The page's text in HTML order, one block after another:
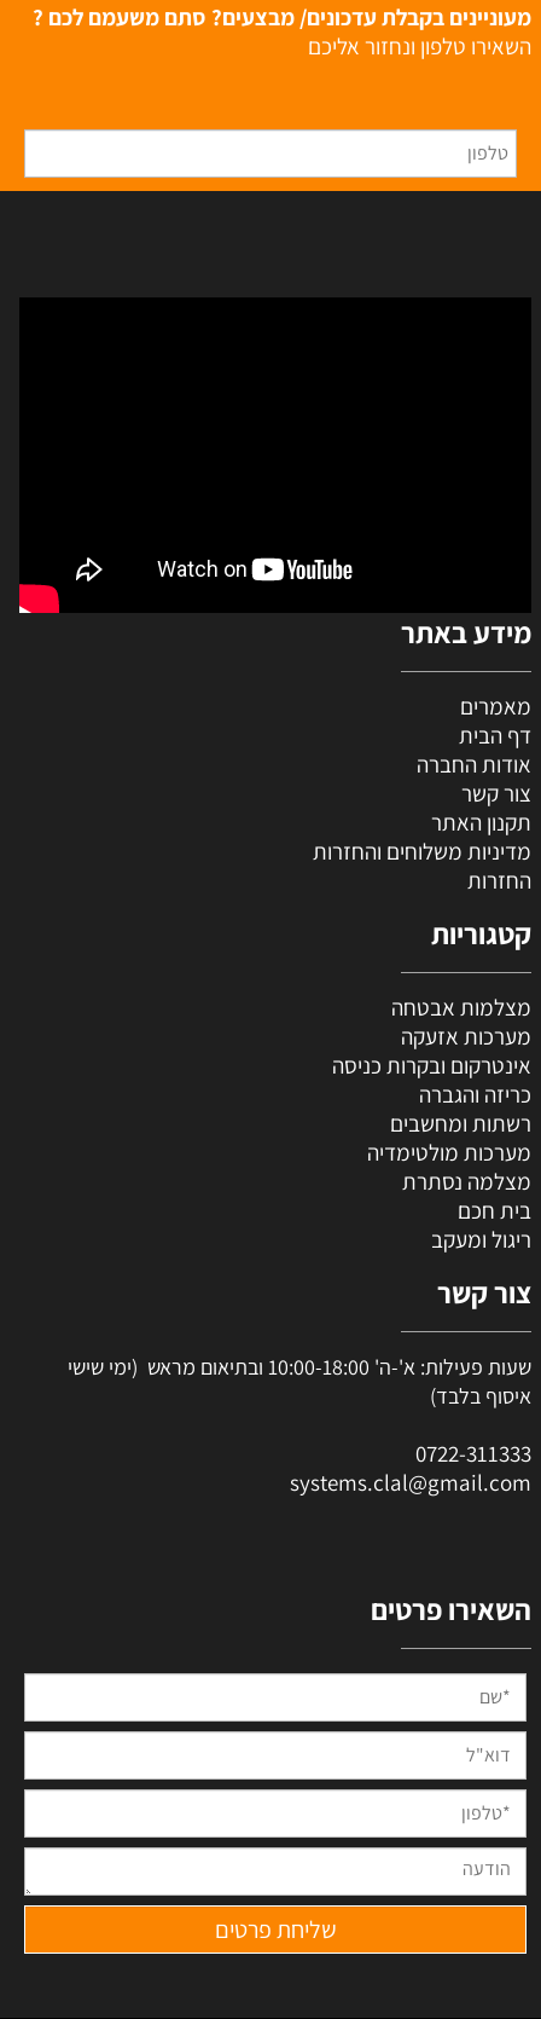
מעוניינים בקבלת עדכונים/ מבצעים? סתם משעמם לכם ?
השאירו טלפון ונחזור אליכם
מידע באתר
מאמרים
דף הבית
אודות החברה
צור קשר
תקנון האתר
מדיניות משלוחים והחזרות
החזרות
קטגוריות
מצלמות אבטחה
מערכות אזעקה
אינטרקום ובקרות כניסה
כריזה והגברה
רשתות ומחשבים
מערכות מולטימדיה
מצלמה נסתרת
בית חכם
ריגול ומעקב
צור קשר
שעות פעילות: א'-ה' 10:00-18:00 ובתיאום מראש (ימי שישי
איסוף בלבד)
0722-311333
systems.clal@gmail.com
השאירו פרטים